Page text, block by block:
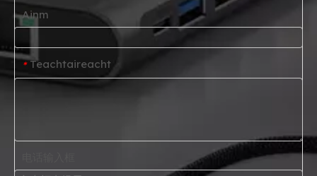
Ainm
* Teachtaireacht